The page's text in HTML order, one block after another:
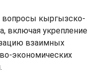
вопросы кыргызско-
включая укрепление
взаимных
экономических